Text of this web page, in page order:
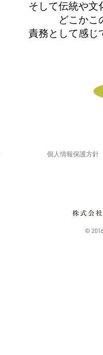
そして伝統や文
どこかこ
責務として感じ
個人情報保護方針
©